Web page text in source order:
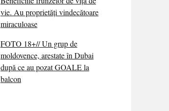
vie. Au proprietăţi vindecătoare
miraculoase
FOTO 18+// Un grup de
moldovence, arestate în Dubai
după ce au pozat GOALE la
balcon